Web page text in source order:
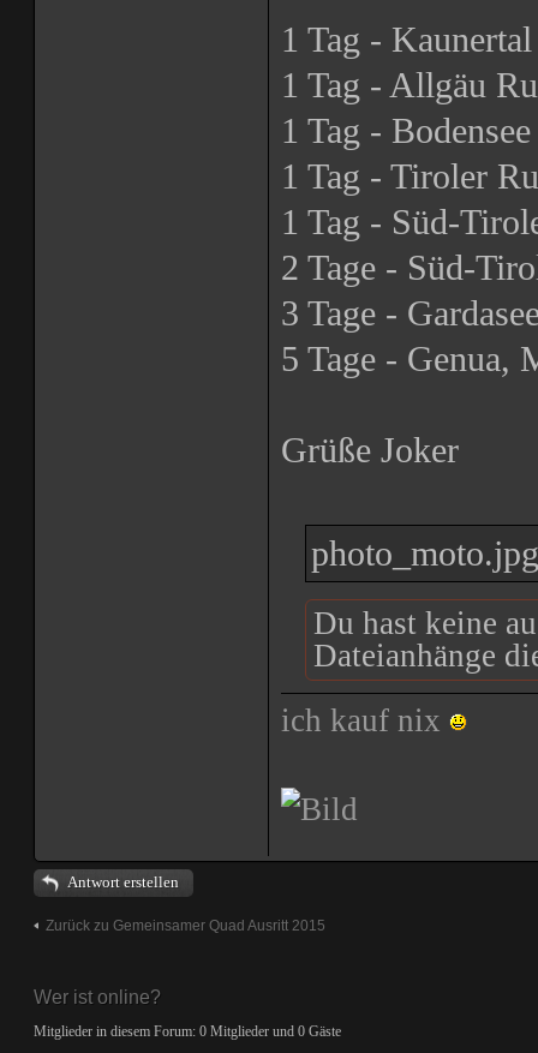
1 Tag - Kaunertal
1 Tag - Allgäu
1 Tag -
1 Tag - Tiroler
1 Tag - Süd-
2 Tage - Süd-
3 Tage -
5 Tage - Genua,
Grüße Joker
photo_moto.jpg
Du hast keine
Dateianhänge
ich kauf nix
Antwort erstellen
Zurück zu Gemeinsamer Quad Ausritt 2015
Wer ist online?
Mitglieder in diesem Forum: 0 Mitglieder und 0 Gäste